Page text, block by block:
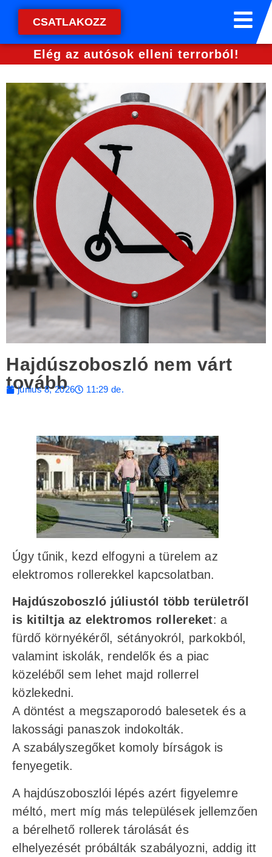
CSATLAKOZZ
Elég az autósok elleni terrorból!
Hajdúszoboszló nem várt
tovább
június 8, 2026 11:29 de.
Úgy tűnik, kezd elfogyni a türelem az
elektromos rollerekkel kapcsolatban.
Hajdúszoboszló júliustól több területről
is kitiltja az elektromos rollereket: a
fürdő környékéről, sétányokról, parkokból,
valamint iskolák, rendelők és a piac
közeléből sem lehet majd rollerrel
közlekedni.
A döntést a megszaporodó balesetek és a
lakossági panaszok indokolták.
A szabályszegőket komoly bírságok is
fenyegetik.
A hajdúszoboszlói lépés azért figyelemre
méltó, mert míg más települések jellemzően
a bérelhető rollerek tárolását és
elhelyezését próbálták szabályozni, addig itt